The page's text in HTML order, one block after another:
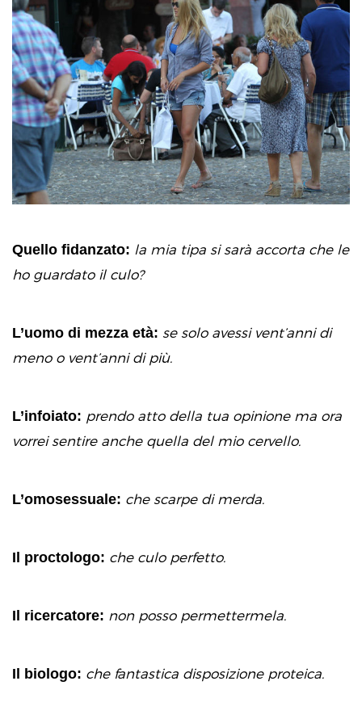
Quello fidanzato: la mia tipa si sarà accorta che le
ho guardato il culo?
L’uomo di mezza età: se solo avessi vent’anni di
meno o vent’anni di più.
L’infoiato: prendo atto della tua opinione ma ora
vorrei sentire anche quella del mio cervello.
L’omosessuale: che scarpe di merda.
Il proctologo: che culo perfetto.
Il ricercatore: non posso permettermela.
Il biologo: che fantastica disposizione proteica.